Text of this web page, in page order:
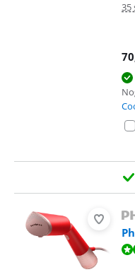
35
70
Beoordeling is 9,2 van de